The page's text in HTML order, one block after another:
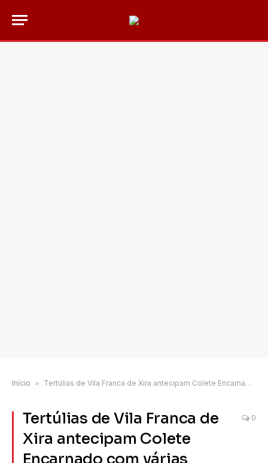
Início » Tertúlias de Vila Franca de Xira antecipam Colete Encarnado com várias actividades
Tertúlias de Vila Franca de
Xira antecipam Colete
Encarnado com várias
0